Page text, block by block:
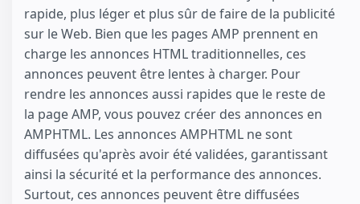
rapide, plus léger et plus sûr de faire de la publicité
sur le Web. Bien que les pages AMP prennent en
charge les annonces HTML traditionnelles, ces
annonces peuvent être lentes à charger. Pour
rendre les annonces aussi rapides que le reste de
la page AMP, vous pouvez créer des annonces en
AMPHTML. Les annonces AMPHTML ne sont
diffusées qu'après avoir été validées, garantissant
ainsi la sécurité et la performance des annonces.
Surtout, ces annonces peuvent être diffusées